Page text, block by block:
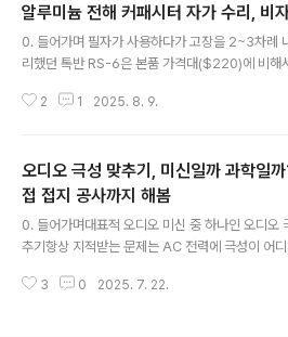
알루미늄 전해 커패시터 자가 수리, 비
사 튜닝하기
0. 들어가며 필자가 사용하다가 고장을 2~3차례
리했던 톡반 RS-6은 본품 가격대($220)에 비해
뢰해보니 대부분의 과정이 테스터기로 회로와 부품
S-6을 교보재로 쓰며 각종 튜닝을 하고 평생 애착
써보고자 하고 생각했다. 지난번에 Furutech AC
로 업그레이드를 진행했고, 앞으로 차차 튜닝을 하
을 여러분들과 공유해보려고 한다. [프리앰프] 톡
진공관 프리앰프 전원부 튜닝하기 Furutech FI-
금도금 휴즈내장형 AC-Inlet0. 들어가며최근에 몇
2 1 2025. 8. 9.
오디오 극성 맞추기, 미신일까 과학일
접 접지 공사까지 해봄
0. 들어가며대표적 오디오 미신 중 하나인 오디오
추기항상 지적받는 문제는 AC 전력에 극성이 어디
al, Ground 만 있으니, 오디오의 극성을 맞춘다는
3 0 2025. 7. 22.